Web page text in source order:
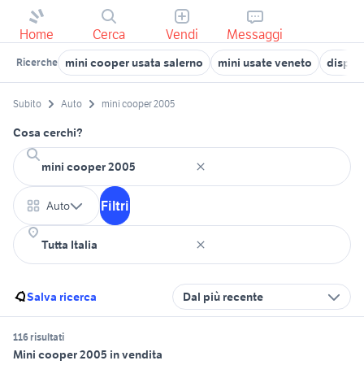
Home Cerca Vendi Messaggi
Ricerche mini cooper usata salerno mini usate veneto
Subito Auto mini cooper 2005
Cosa cerchi?
Auto Filtri
Salva ricerca Dal più recente
116 risultati
Mini cooper 2005 in vendita